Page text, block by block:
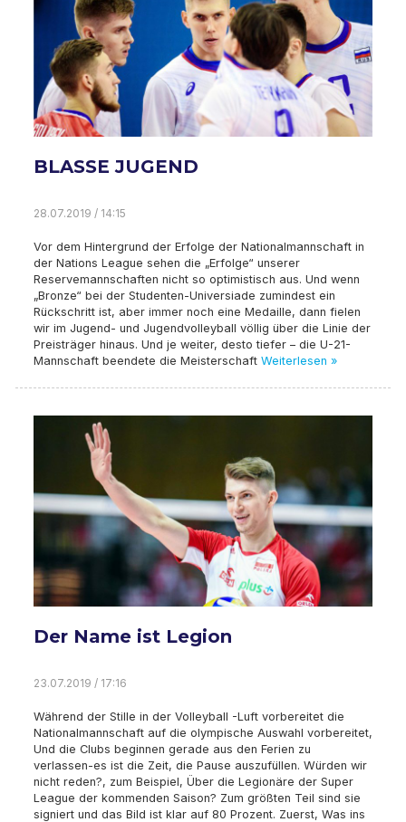
BLASSE JUGEND
28.07.2019 / 14:15
Vor dem Hintergrund der Erfolge der Nationalmannschaft in
der Nations League sehen die „Erfolge“ unserer
Reservemannschaften nicht so optimistisch aus. Und wenn
„Bronze“ bei der Studenten-Universiade zumindest ein
Rückschritt ist, aber immer noch eine Medaille, dann fielen
wir im Jugend- und Jugendvolleyball völlig über die Linie der
Preisträger hinaus. Und je weiter, desto tiefer – die U-21-
Mannschaft beendete die Meisterschaft Weiterlesen »
Der Name ist Legion
23.07.2019 / 17:16
Während der Stille in der Volleyball -Luft vorbereitet die
Nationalmannschaft auf die olympische Auswahl vorbereitet,
Und die Clubs beginnen gerade aus den Ferien zu
verlassen-es ist die Zeit, die Pause auszufüllen. Würden wir
nicht reden?, zum Beispiel, Über die Legionäre der Super
League der kommenden Saison? Zum größten Teil sind sie
signiert und das Bild ist klar auf 80 Prozent. Zuerst, Was ins